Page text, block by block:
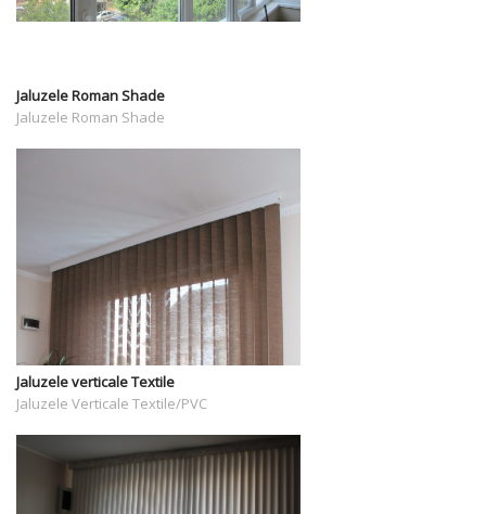
Jaluzele Roman Shade
Jaluzele Roman Shade
Jaluzele verticale Textile
Jaluzele Verticale Textile/PVC